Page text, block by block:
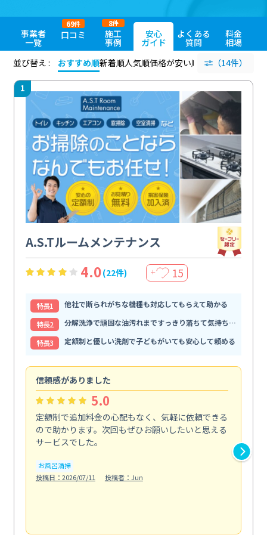
事業者
一覧
口コミ
69件
施工
事例
8件
安心
ガイド
よくある
質問
料金
相場
並び替え :
おすすめ順新着順人気順価格が安い順 評価が高い順
（14件）
1
A.S.Tルームメンテナンス
4.0(22件) ＋ 15
特⻑1
他社で断られがちな機種も対応してもらえて助かる
特⻑2
分解洗浄で頑固な油汚れまですっきり落ちて気持ちいい
特⻑3
定額制と優しい洗剤で子どもがいても安心して頼める
信頼感がありました
5.0
定額制で追加料金の心配もなく、気軽に依頼できる
ので助かります。次回もぜひお願いしたいと思える
サービスでした。
お風呂清掃
投稿日：2026/07/11
投稿者：Jun